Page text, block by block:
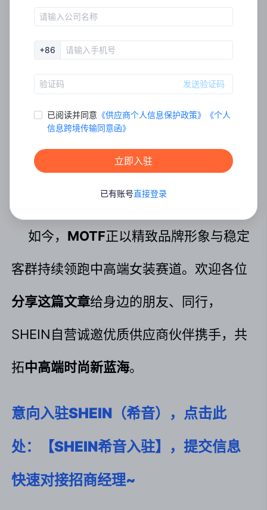
超120万 ，深受女性用户的喜爱。
如今， MOTF正以精致品牌形象与稳定
客群持续领跑中高端女装赛道。欢迎各位
分享这篇文章给身边的朋友、同行，
SHEIN自营诚邀优质供应商伙伴携手，共
拓中高端时尚新蓝海。
意向入驻SHEIN（希音），点击此
处：【SHEIN希音入驻】，提交信息
快速对接招商经理~
+86
发送验证码
已阅读并同意 《供应商个人信息保护政策》 《个⼈
信息跨境传输同意函》
立即入驻
已有账号直接登录